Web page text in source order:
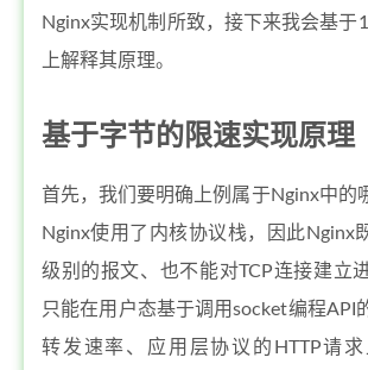
Nginx实现机制所致，接下来我会基于
上解释其原理。
基于字节的限速实现原理
首先，我们要明确上例属于Nginx中的
Nginx使用了内核协议栈，因此Nginx
级别的报文、也不能对TCP连接建立
只能在用户态基于调用socket编程API
转发速率、应用层协议的HTTP请